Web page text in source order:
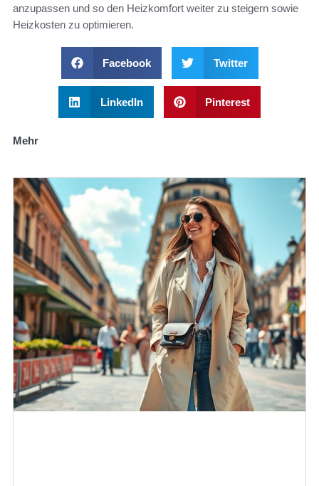
anzupassen und so den Heizkomfort weiter zu steigern sowie
Heizkosten zu optimieren.
Facebook Twitter
LinkedIn Pinterest
Mehr